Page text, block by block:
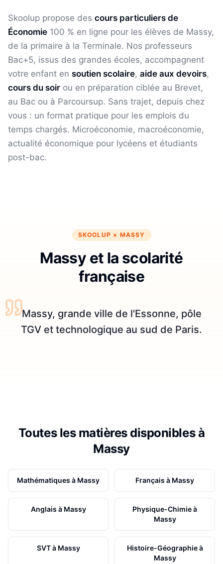
Skoolup propose des cours particuliers de
Économie 100 % en ligne pour les élèves de Massy,
de la primaire à la Terminale. Nos professeurs
Bac+5, issus des grandes écoles, accompagnent
votre enfant en soutien scolaire, aide aux devoirs,
cours du soir ou en préparation ciblée au Brevet,
au Bac ou à Parcoursup. Sans trajet, depuis chez
vous : un format pratique pour les emplois du
temps chargés. Microéconomie, macroéconomie,
actualité économique pour lycéens et étudiants
post-bac.
SKOOLUP × MASSY
Massy et la scolarité
française
Massy, grande ville de l'Essonne, pôle
TGV et technologique au sud de Paris.
Toutes les matières disponibles à
Massy
Mathématiques à Massy Français à Massy
Anglais à Massy Physique-Chimieà
Massy
SVTà Massy Histoire-Géographieà
Massy